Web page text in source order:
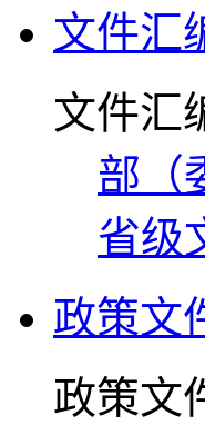
文件汇
文件汇
部（
省级
政策文
政策文